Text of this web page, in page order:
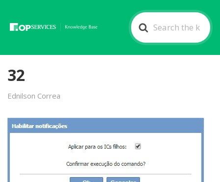
Search
For
32
Ednilson Correa